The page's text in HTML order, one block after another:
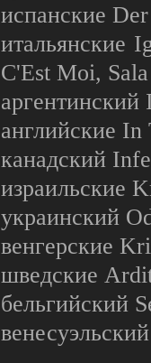
испанские
итальянские
C'Est Moi,
аргентинский
английские
канадский
израильские
украинский
венгерские
шведские
бельгийский